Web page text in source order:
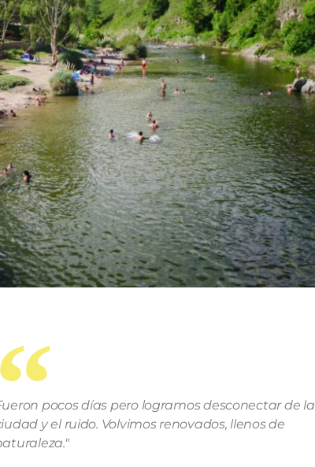
pocos días pero logramos desconectar de la
y el ruido. Volvimos renovados, llenos de